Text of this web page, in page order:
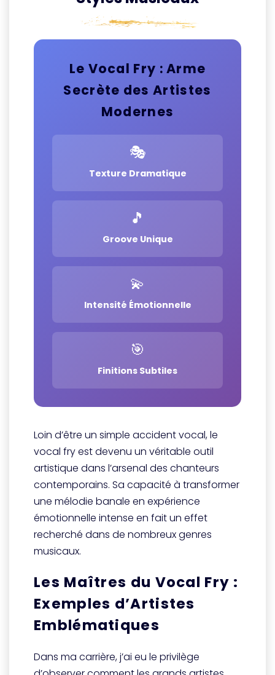
Le Vocal Fry : Arme
Secrète des Artistes
Modernes
🎭
Texture Dramatique
🎵
Groove Unique
💫
Intensité Émotionnelle
🎯
Finitions Subtiles
Loin d’être un simple accident vocal, le
vocal fry est devenu un véritable outil
artistique dans l’arsenal des chanteurs
contemporains. Sa capacité à transformer
une mélodie banale en expérience
émotionnelle intense en fait un effet
recherché dans de nombreux genres
musicaux.
Les Maîtres du Vocal Fry :
Exemples d’Artistes
Emblématiques
Dans ma carrière, j’ai eu le privilège